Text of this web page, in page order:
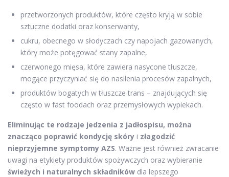
przetworzonych produktów, które często kryją w sobie
sztuczne dodatki oraz konserwanty,
cukru, obecnego w słodyczach czy napojach gazowanych,
który może potęgować stany zapalne,
czerwonego mięsa, które zawiera nasycone tłuszcze,
mogące przyczyniać się do nasilenia procesów zapalnych,
produktów bogatych w tłuszcze trans – znajdujących się
często w fast foodach oraz przemysłowych wypiekach.
Eliminując te rodzaje jedzenia z jadłospisu, można
znacząco poprawić kondycję skóry i złagodzić
nieprzyjemne symptomy AZS. Ważne jest również zwracanie
uwagi na etykiety produktów spożywczych oraz wybieranie
świeżych i naturalnych składników dla lepszego